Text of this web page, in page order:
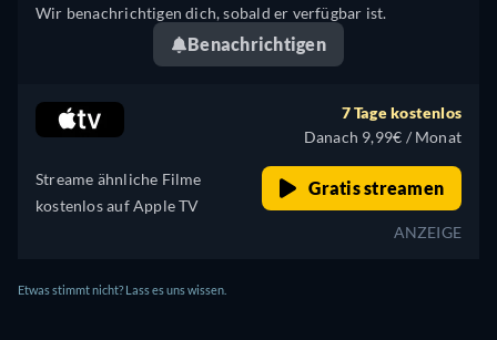
Wir benachrichtigen dich, sobald er verfügbar ist.
Benachrichtigen
Streame ähnliche Filme
kostenlos auf Apple TV
7 Tage kostenlos
Danach 9,99€ / Monat
Gratis streamen
ANZEIGE
Etwas stimmt nicht? Lass es uns wissen.